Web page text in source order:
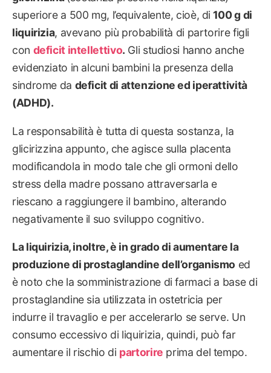
superiore a 500 mg, l’equivalente, cioè, di 100 g di
liquirizia, avevano più probabilità di partorire figli
con deficit intellettivo. Gli studiosi hanno anche
evidenziato in alcuni bambini la presenza della
sindrome da deficit di attenzione ed iperattività
(ADHD).
La responsabilità è tutta di questa sostanza, la
glicirizzina appunto, che agisce sulla placenta
modificandola in modo tale che gli ormoni dello
stress della madre possano attraversarla e
riescano a raggiungere il bambino, alterando
negativamente il suo sviluppo cognitivo.
La liquirizia, inoltre, è in grado di aumentare la
produzione di prostaglandine dell’organismo ed
è noto che la somministrazione di farmaci a base di
prostaglandine sia utilizzata in ostetricia per
indurre il travaglio e per accelerarlo se serve. Un
consumo eccessivo di liquirizia, quindi, può far
aumentare il rischio di partorire prima del tempo.